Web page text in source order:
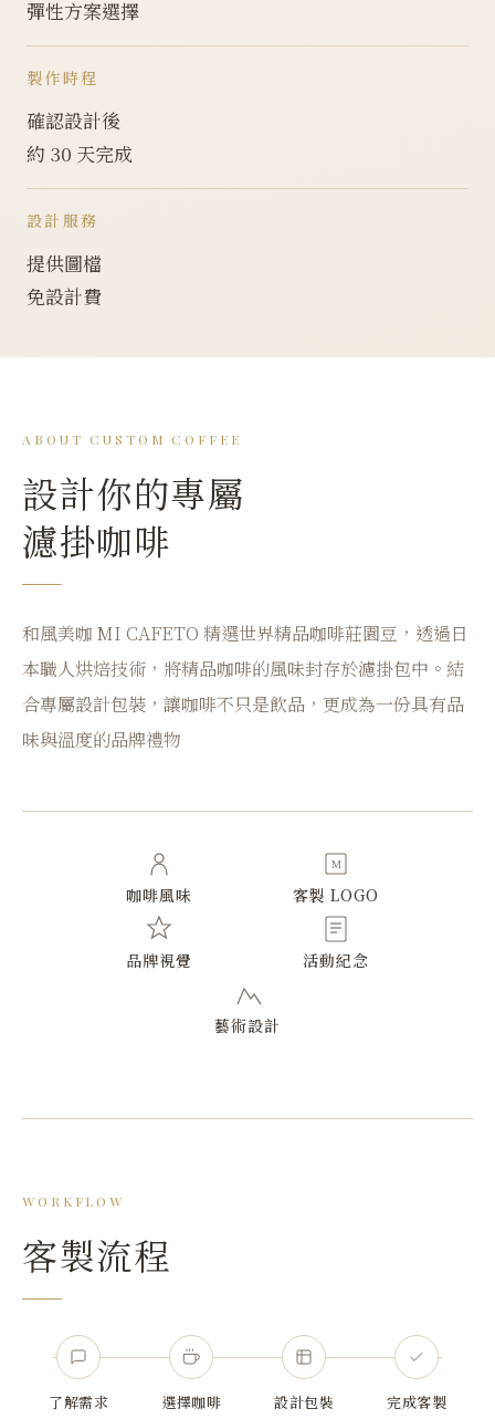
彈性方案選擇
製作時程
確認設計後
約 30 天完成
設計服務
提供圖檔
免設計費
ABOUT CUSTOM COFFEE
設計你的專屬
濾掛咖啡
和風美咖 MI CAFETO 精選世界精品咖啡莊園豆，透過日
本職人烘焙技術，將精品咖啡的風味封存於濾掛包中。結
合專屬設計包裝，讓咖啡不只是飲品，更成為一份具有品
味與溫度的品牌禮物
咖啡風味
M
客製 LOGO
品牌視覺 活動紀念
藝術設計
WORKFLOW
客製流程
了解需求 選擇咖啡 設計包裝 完成客製